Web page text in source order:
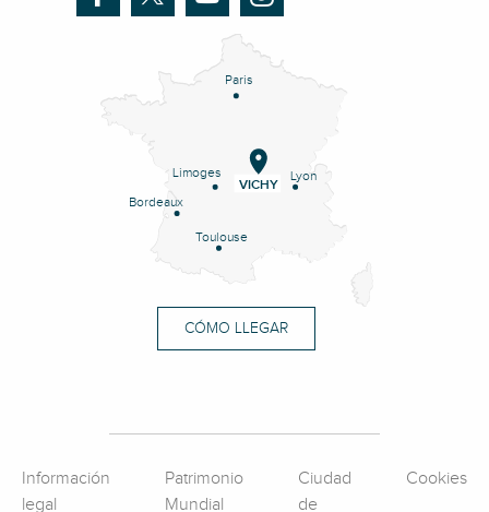
Paris
Lyon
Limoges
Bordeaux
Toulouse
VICHY
CÓMO LLEGAR
Información
legal
Patrimonio
Mundial
Ciudad
de
Cookies